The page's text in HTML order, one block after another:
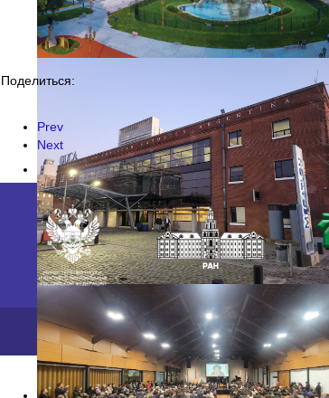
Поделиться:
Prev
Next
2026 ©ПФИЦ УрО РАН